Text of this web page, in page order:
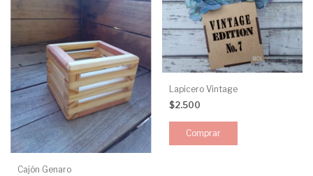
Cajón Genaro
Lapicero Vintage
$2.500